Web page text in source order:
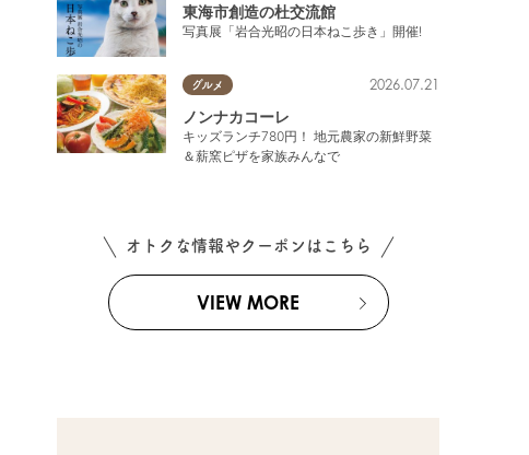
東海市創造の杜交流館
写真展「岩合光昭の日本ねこ歩き」開催!
グルメ 2026.07.21
ノンナカコーレ
キッズランチ780円！ 地元農家の新鮮野菜
＆薪窯ピザを家族みんなで
オトクな情報やクーポンはこちら
VIEW MORE